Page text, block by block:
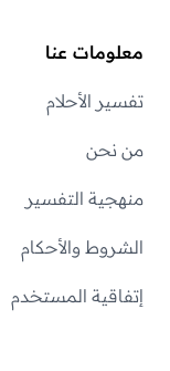
معلومات عنا
تفسير الأحلام
من نحن
منهجية التفسير
الشروط والأحكام
إتفاقية المستخدم